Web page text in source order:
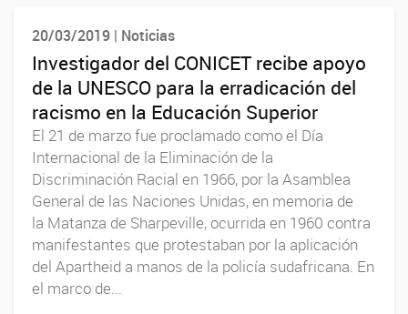
20/03/2019 | Noticias
Investigador del CONICET recibe apoyo
de la UNESCO para la erradicación del
racismo en la Educación Superior
El 21 de marzo fue proclamado como el Día
Internacional de la Eliminación de la
Discriminación Racial en 1966, por la Asamblea
General de las Naciones Unidas, en memoria de
la Matanza de Sharpeville, ocurrida en 1960 contra
manifestantes que protestaban por la aplicación
del Apartheid a manos de la policía sudafricana. En
el marco de...